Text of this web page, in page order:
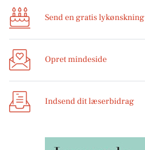
Send en gratis lykønskning
Opret mindeside
Indsend dit læserbidrag